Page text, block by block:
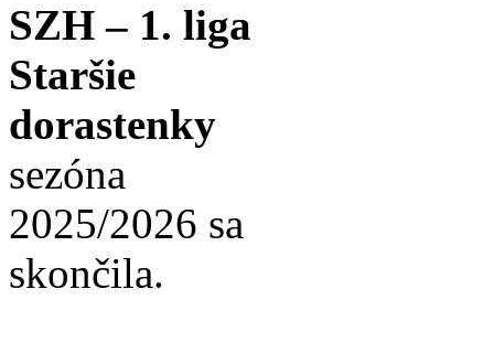
SZH – 1. liga
Staršie
dorastenky
sezóna
2025/2026 sa
skončila.